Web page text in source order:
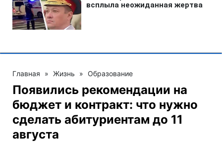
Главная » Жизнь » Образование
Появились рекомендации на
бюджет и контракт: что нужно
сделать абитуриентам до 11
августа